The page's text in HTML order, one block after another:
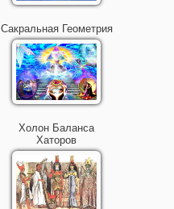
Сакральная Геометрия
Холон Баланса
Хаторов